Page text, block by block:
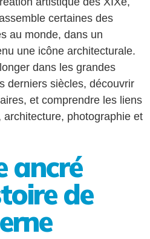
certaines des
au monde, dans un
une icône architecturale.
dans les grandes
derniers siècles, découvrir
et comprendre les liens
photographie et
ancré
de